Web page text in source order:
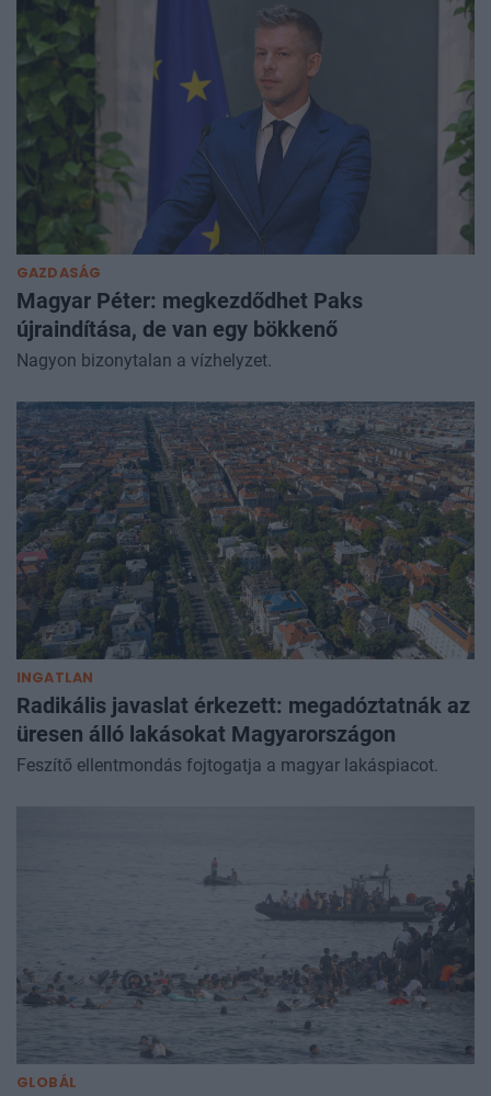
GAZDASÁG
Magyar Péter: megkezdődhet Paks
újraindítása, de van egy bökkenő
Nagyon bizonytalan a vízhelyzet.
INGATLAN
Radikális javaslat érkezett: megadóztatnák az
üresen álló lakásokat Magyarországon
Feszítő ellentmondás fojtogatja a magyar lakáspiacot.
GLOBÁL